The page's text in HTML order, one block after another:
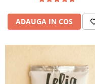
ADAUGA IN COS